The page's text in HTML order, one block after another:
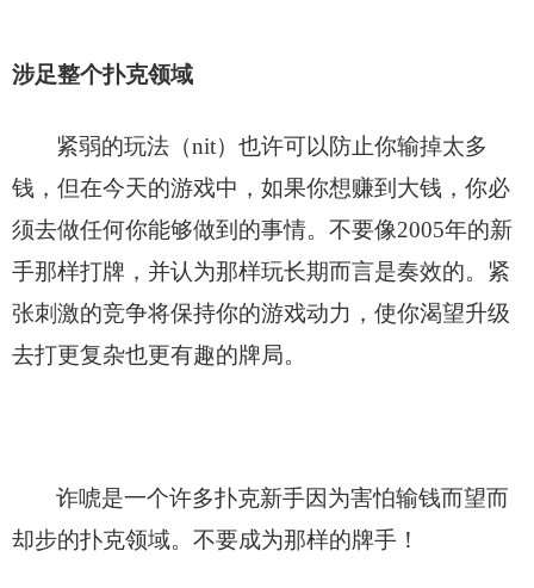
涉足整个扑克领域
紧弱的玩法（nit）也许可以防止你输掉太多
钱，但在今天的游戏中，如果你想赚到大钱，你必
须去做任何你能够做到的事情。不要像2005年的新
手那样打牌，并认为那样玩长期而言是奏效的。紧
张刺激的竞争将保持你的游戏动力，使你渴望升级
去打更复杂也更有趣的牌局。
诈唬是一个许多扑克新手因为害怕输钱而望而
却步的扑克领域。不要成为那样的牌手！